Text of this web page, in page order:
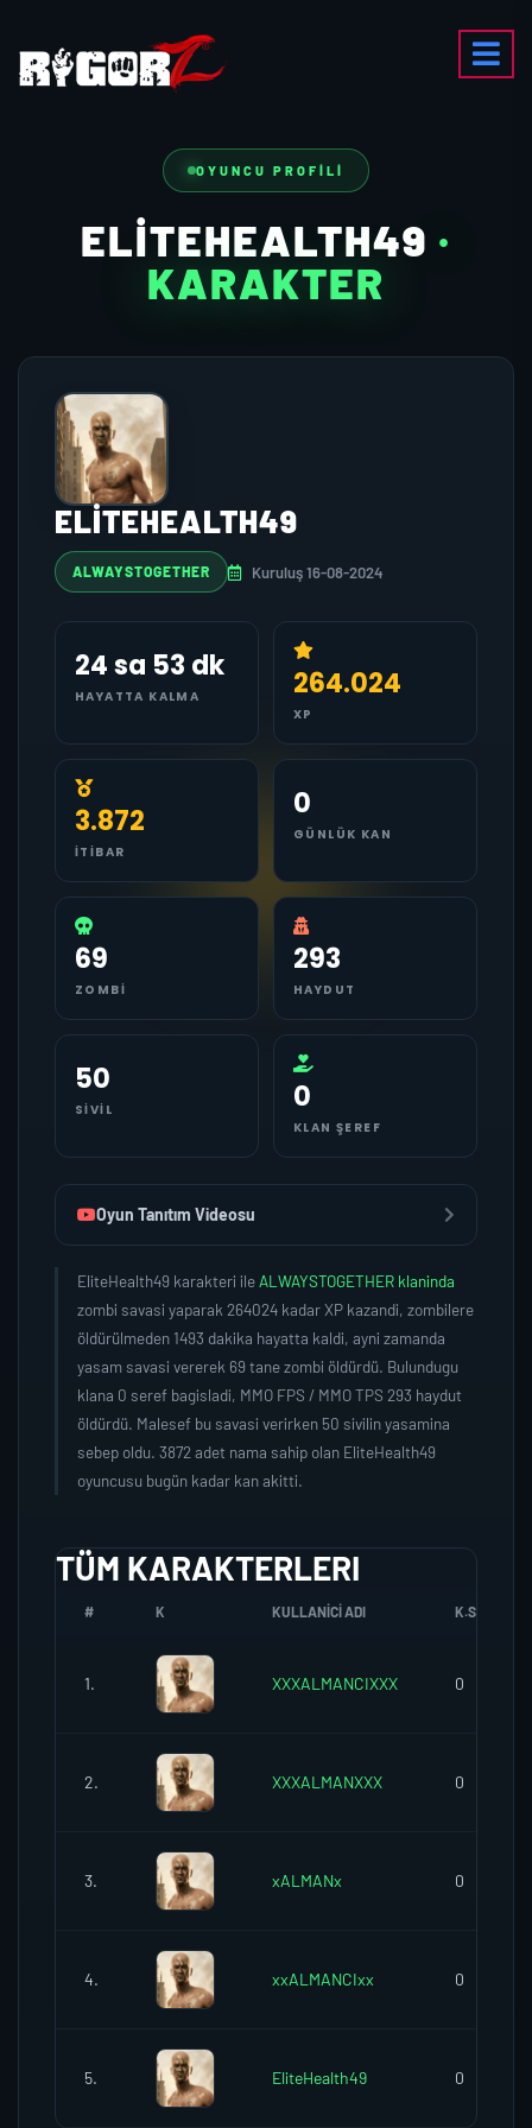
OYUNCU PROFILI
ELITEHEALTH49 ·
KARAKTER
ELITEHEALTH49
ALWAYSTOGETHER Kuruluş 16-08-2024
24 sa 53 dk
HAYATTA KALMA 264.024
XP
3.872
İTIBAR
0
GÜNLÜK KAN
69
ZOMBI
293
HAYDUT
50
SIVIL 0
KLAN ŞEREF
Oyun Tanıtım Videosu
EliteHealth49 karakteri ileALWAYSTOGETHER klaninda
zombi savasi yaparak 264024 kadar XP kazandi, zombilere
öldürülmeden 1493 dakika hayatta kaldi, ayni zamanda
yasam savasi vererek 69 tane zombi öldürdü. Bulundugu
klana 0 seref bagisladi, MMO FPS / MMO TPS 293 haydut
öldürdü. Malesef bu savasi verirken 50 sivilin yasamina
sebep oldu. 3872 adet nama sahip olan EliteHealth49
oyuncusu bugün kadar kan akitti.
TÜM KARAKTERLERI
# K KULLANICI ADI K.SEREFI
1. XXXALMANCIXXX 0
2. XXXALMANXXX 0
3. xALMANx 0
4. xxALMANCIxx 0
5. EliteHealth49 0